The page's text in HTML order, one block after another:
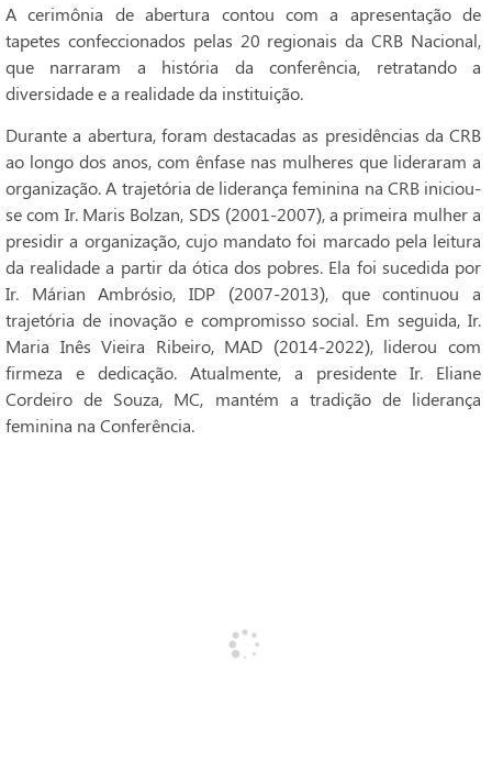
A cerimônia de abertura contou com a apresentação de
tapetes confeccionados pelas 20 regionais da CRB Nacional,
que narraram a história da conferência, retratando a
diversidade e a realidade da instituição.
Durante a abertura, foram destacadas as presidências da CRB
ao longo dos anos, com ênfase nas mulheres que lideraram a
organização. A trajetória de liderança feminina na CRB iniciou-
se com Ir. Maris Bolzan, SDS (2001-2007), a primeira mulher a
presidir a organização, cujo mandato foi marcado pela leitura
da realidade a partir da ótica dos pobres. Ela foi sucedida por
Ir. Márian Ambrósio, IDP (2007-2013), que continuou a
trajetória de inovação e compromisso social. Em seguida, Ir.
Maria Inês Vieira Ribeiro, MAD (2014-2022), liderou com
firmeza e dedicação. Atualmente, a presidente Ir. Eliane
Cordeiro de Souza, MC, mantém a tradição de liderança
feminina na Conferência.